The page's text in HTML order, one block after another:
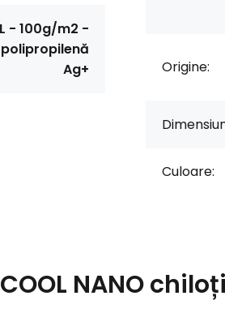
- 100g/m2 -
polipropilenă
Ag+
Origine:
Culoare:
COOL NANO